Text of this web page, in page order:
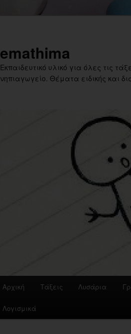
emathima
Εκπαιδευτικό υλικό για όλες τις
νηπιαγωγείο. Θέματα ειδικής και
Αρχική Τάξεις Λυσάρια
Λογισμικά